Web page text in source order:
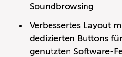
Soundbrowsing
Verbessertes Layout
dedizierten Buttons
genutzten Software-